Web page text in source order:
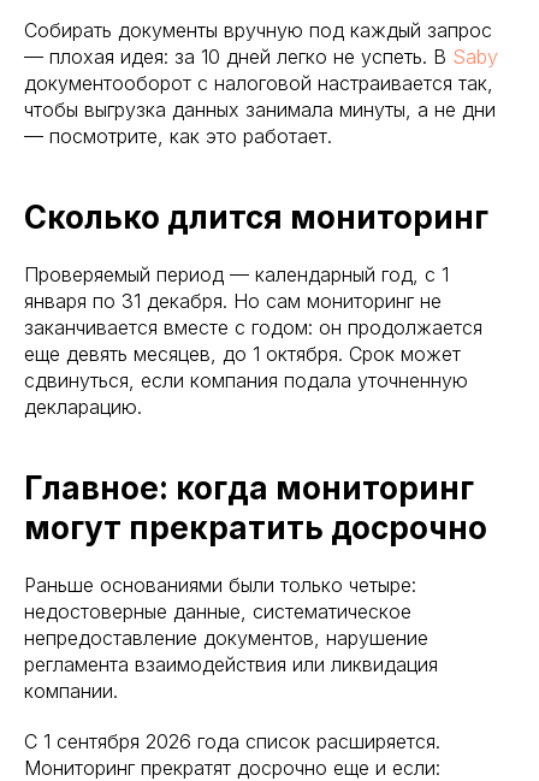
Собирать документы вручную под каждый запрос
— плохая идея: за 10 дней легко не успеть. В Saby
документооборот с налоговой настраивается так,
чтобы выгрузка данных занимала минуты, а не дни
— посмотрите, как это работает.
Сколько длится мониторинг
Проверяемый период — календарный год, с 1
января по 31 декабря. Но сам мониторинг не
заканчивается вместе с годом: он продолжается
еще девять месяцев, до 1 октября. Срок может
сдвинуться, если компания подала уточненную
декларацию.
Главное: когда мониторинг
могут прекратить досрочно
Раньше основаниями были только четыре:
недостоверные данные, систематическое
непредоставление документов, нарушение
регламента взаимодействия или ликвидация
компании.
С 1 сентября 2026 года список расширяется.
Мониторинг прекратят досрочно еще и если: